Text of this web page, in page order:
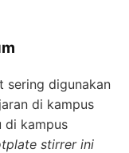
sering digunakan
di kampus
di kampus
stirrer ini